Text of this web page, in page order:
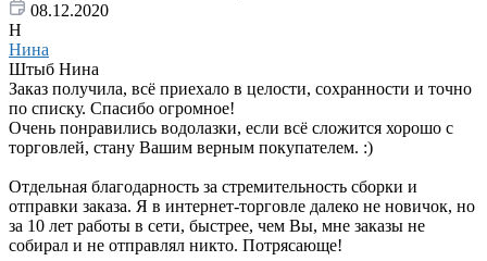
08.12.2020
Н
Нина
Штыб Нина
Заказ получила, всё приехало в целости, сохранности и точно
по списку. Спасибо огромное!
Очень понравились водолазки, если всё сложится хорошо с
торговлей, стану Вашим верным покупателем. :)
Отдельная благодарность за стремительность сборки и
отправки заказа. Я в интернет-торговле далеко не новичок, но
за 10 лет работы в сети, быстрее, чем Вы, мне заказы не
собирал и не отправлял никто. Потрясающе!